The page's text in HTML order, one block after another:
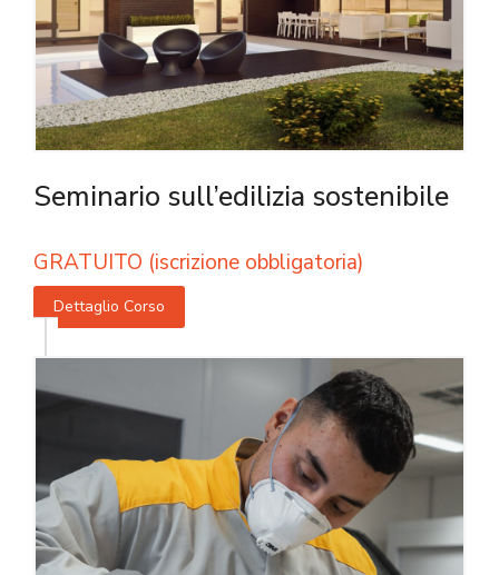
Seminario sull’edilizia sostenibile
GRATUITO (iscrizione obbligatoria)
Dettaglio Corso